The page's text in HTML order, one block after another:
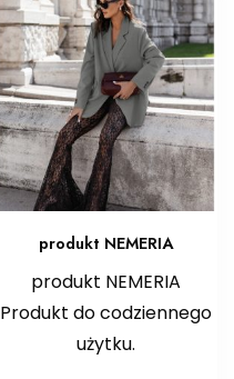
produkt NEMERIA
produkt NEMERIA
Produkt do codziennego
użytku.